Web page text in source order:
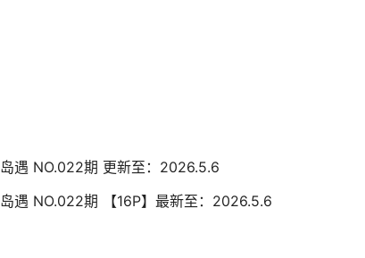
岛遇 NO.022期 更新至：2026.5.6
岛遇 NO.022期 【16P】最新至：2026.5.6